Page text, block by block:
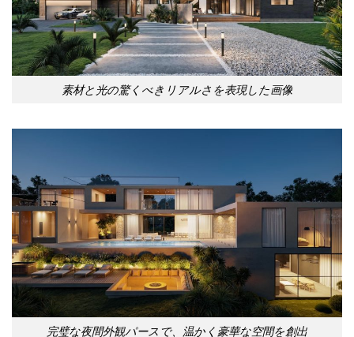
素材と光の驚くべきリアルさを表現した画像
完璧な夜間外観パースで、温かく豪華な空間を創出